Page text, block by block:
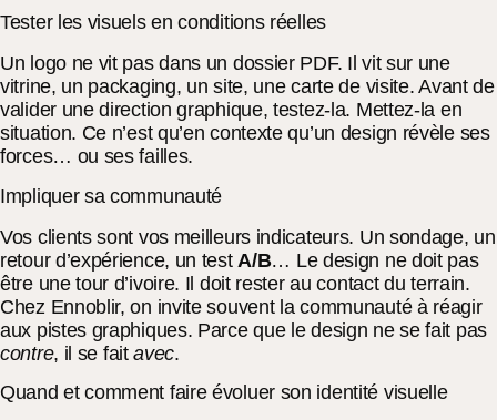
Tester les visuels en conditions réelles
Un logo ne vit pas dans un dossier PDF. Il vit sur une
vitrine, un packaging, un site, une carte de visite. Avant de
valider une direction graphique, testez-la. Mettez-la en
situation. Ce n’est qu’en contexte qu’un design révèle ses
forces… ou ses failles.
Impliquer sa communauté
Vos clients sont vos meilleurs indicateurs. Un sondage, un
retour d’expérience, un test A/B… Le design ne doit pas
être une tour d’ivoire. Il doit rester au contact du terrain.
Chez Ennoblir, on invite souvent la communauté à réagir
aux pistes graphiques. Parce que le design ne se fait pas
contre, il se faitavec.
Quand et comment faire évoluer son identité visuelle